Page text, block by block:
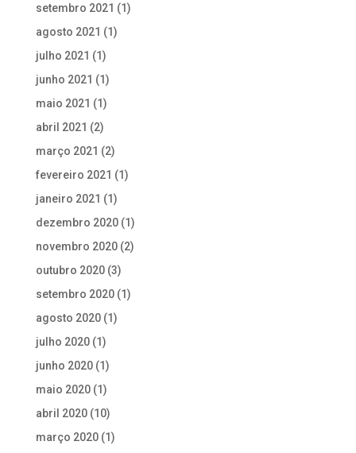
setembro 2021 (1)
agosto 2021 (1)
julho 2021 (1)
junho 2021 (1)
maio 2021 (1)
abril 2021 (2)
março 2021 (2)
fevereiro 2021 (1)
janeiro 2021 (1)
dezembro 2020(1)
novembro 2020(2)
outubro 2020(3)
setembro 2020(1)
agosto 2020(1)
julho 2020(1)
junho 2020(1)
maio 2020(1)
abril 2020(10)
março 2020(1)